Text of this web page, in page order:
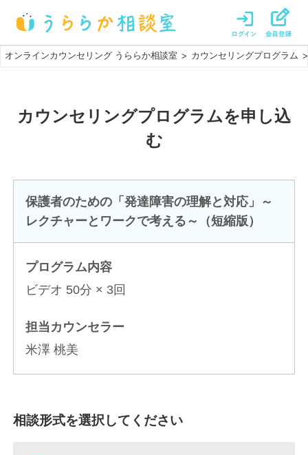
オンラインカウンセリング うららか相談室 > カウンセリングプログラム >
カウンセリングプログラムを申し込
む
保護者のための「発達障害の理解と対応」～
レクチャーとワークで考える～（短縮版）
プログラム内容
ビデオ 50分 × 3回
担当カウンセラー
米澤 桃美
相談形式を選択してください